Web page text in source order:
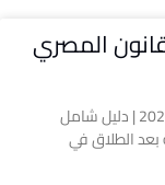
المصري
حقوق الزوجة بعد الطلاق في القانون المصري 2026 | دليل شامل
بعد الطلاق في